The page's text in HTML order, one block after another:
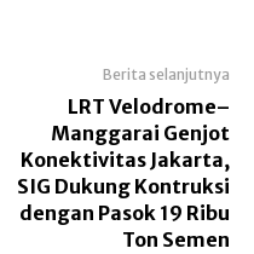
Berita selanjutnya
LRT Velodrome–
Manggarai Genjot
Konektivitas Jakarta,
SIG Dukung Kontruksi
dengan Pasok 19 Ribu
Ton Semen